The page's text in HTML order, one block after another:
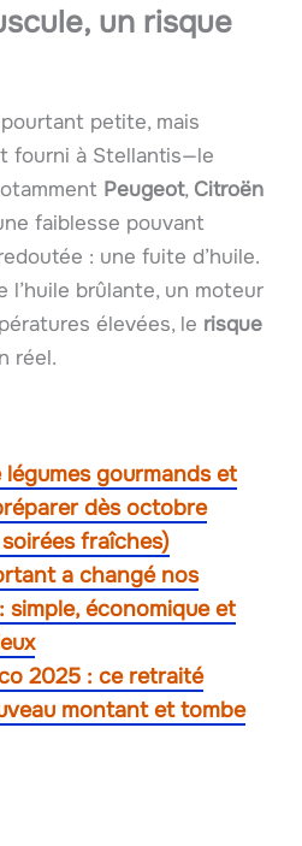
un risque
petite, mais
fourni à Stellantis—le
Peugeot, Citroën
faiblesse pouvant
: une fuite d’huile.
l’huile brûlante, un moteur
élevées, le risque
réel.
gourmands et
dès octobre
fraîches)
a changé nos
simple, économique et
2025 : ce retraité
montant et tombe